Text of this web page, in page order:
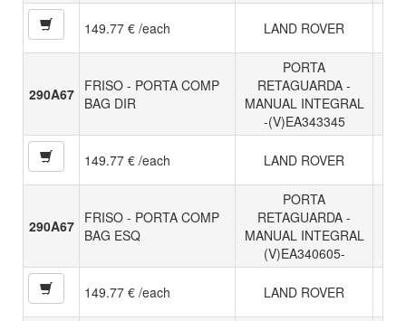
149.77 € /each LAND ROVER
290A67
FRISO - PORTA COMP
BAG DIR
PORTA
RETAGUARDA -
MANUAL INTEGRAL
-(V)EA343345
149.77 € /each LAND ROVER
290A67
FRISO - PORTA COMP
BAG ESQ
PORTA
RETAGUARDA -
MANUAL INTEGRAL
(V)EA340605-
149.77 € /each LAND ROVER